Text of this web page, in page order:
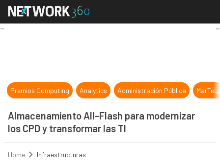
Almacenamiento All-Flash para
Premios Computing Analytics Administración Pública
Almacenamiento All-Flash para modernizar
los CPD y transformar las TI
Home Infraestructuras